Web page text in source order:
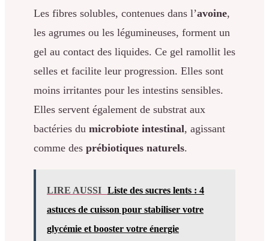
Les fibres solubles, contenues dans l’avoine,
les agrumes ou les légumineuses, forment un
gel au contact des liquides. Ce gel ramollit les
selles et facilite leur progression. Elles sont
moins irritantes pour les intestins sensibles.
Elles servent également de substrat aux
bactéries du microbiote intestinal, agissant
comme des prébiotiques naturels.
LIRE AUSSI Liste des sucres lents : 4
astuces de cuisson pour stabiliser votre
glycémie et booster votre énergie